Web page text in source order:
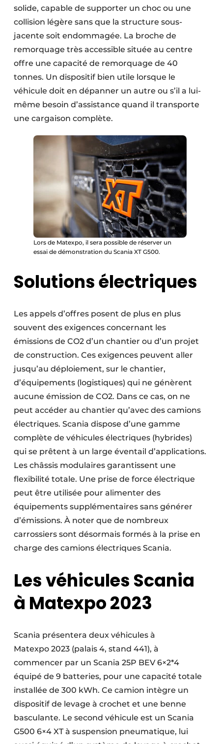
solide, capable de supporter un choc ou une
collision légère sans que la structure sous-
jacente soit endommagée. La broche de
remorquage très accessible située au centre
offre une capacité de remorquage de 40
tonnes. Un dispositif bien utile lorsque le
véhicule doit en dépanner un autre ou s’il a lui-
même besoin d’assistance quand il transporte
une cargaison complète.
Lors de Matexpo, il sera possible de réserver un
essai de démonstration du Scania XT G500.
Solutions électriques
Les appels d’offres posent de plus en plus
souvent des exigences concernant les
émissions de CO2 d’un chantier ou d’un projet
de construction. Ces exigences peuvent aller
jusqu’au déploiement, sur le chantier,
d’équipements (logistiques) qui ne génèrent
aucune émission de CO2. Dans ce cas, on ne
peut accéder au chantier qu’avec des camions
électriques. Scania dispose d’une gamme
complète de véhicules électriques (hybrides)
qui se prêtent à un large éventail d’applications.
Les châssis modulaires garantissent une
flexibilité totale. Une prise de force électrique
peut être utilisée pour alimenter des
équipements supplémentaires sans générer
d’émissions. À noter que de nombreux
carrossiers sont désormais formés à la prise en
charge des camions électriques Scania.
Les véhicules Scania
à Matexpo 2023
Scania présentera deux véhicules à
Matexpo 2023 (palais 4, stand 441), à
commencer par un Scania 25P BEV 6×2*4
équipé de 9 batteries, pour une capacité totale
installée de 300 kWh. Ce camion intègre un
dispositif de levage à crochet et une benne
basculante. Le second véhicule est un Scania
G500 6×4 XT à suspension pneumatique, lui